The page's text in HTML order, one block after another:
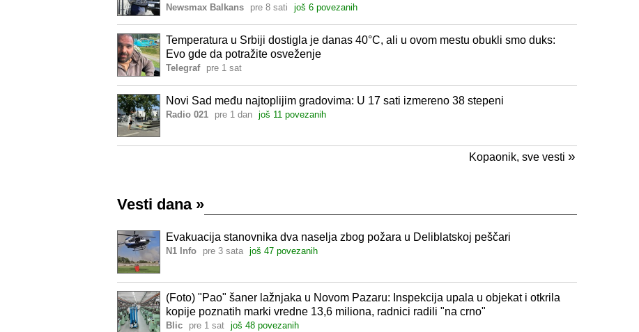
Newsmax Balkans pre 8 sati još 6 povezanih
Temperatura u Srbiji dostigla je danas 40°C, ali u ovom mestu obukli smo duks:
Evo gde da potražite osveženje
Telegraf pre 1 sat
Novi Sad među najtoplijim gradovima: U 17 sati izmereno 38 stepeni
Radio 021 pre 1 dan još 11 povezanih
Kopaonik, sve vesti »
Vesti dana »
Evakuacija stanovnika dva naselja zbog požara u Deliblatskoj peščari
N1 Info pre 3 sata još 47 povezanih
(Foto) "Pao" šaner lažnjaka u Novom Pazaru: Inspekcija upala u objekat i otkrila
kopije poznatih marki vredne 13,6 miliona, radnici radili "na crno"
Blic pre 1 sat još 48 povezanih